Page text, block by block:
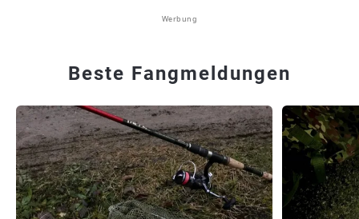
Werbung
Beste Fangmeldungen